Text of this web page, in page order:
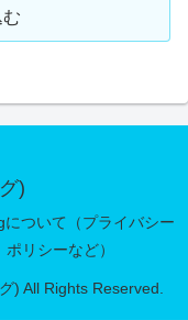
)
について（プライバシー
ポリシーなど）
) All Rights Reserved.